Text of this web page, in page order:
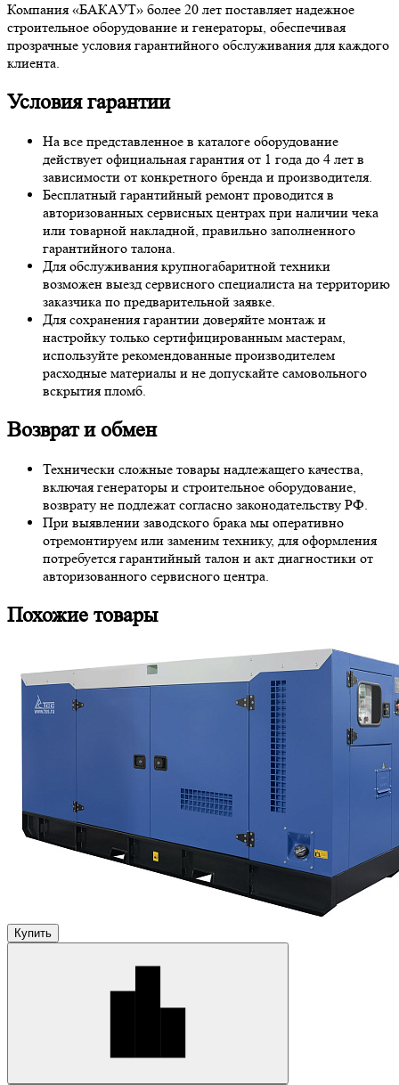
Компания «БАКАУТ» более 20 лет поставляет надежное
строительное оборудование и генераторы, обеспечивая
прозрачные условия гарантийного обслуживания для каждого
клиента.
Условия гарантии
На все представленное в каталоге оборудование
действует официальная гарантия от 1 года до 4 лет в
зависимости от конкретного бренда и производителя.
Бесплатный гарантийный ремонт проводится в
авторизованных сервисных центрах при наличии чека
или товарной накладной, правильно заполненного
гарантийного талона.
Для обслуживания крупногабаритной техники
возможен выезд сервисного специалиста на территорию
заказчика по предварительной заявке.
Для сохранения гарантии доверяйте монтаж и
настройку только сертифицированным мастерам,
используйте рекомендованные производителем
расходные материалы и не допускайте самовольного
вскрытия пломб.
Возврат и обмен
Технически сложные товары надлежащего качества,
включая генераторы и строительное оборудование,
возврату не подлежат согласно законодательству РФ.
При выявлении заводского брака мы оперативно
отремонтируем или заменим технику, для оформления
потребуется гарантийный талон и акт диагностики от
авторизованного сервисного центра.
Похожие товары
Купить